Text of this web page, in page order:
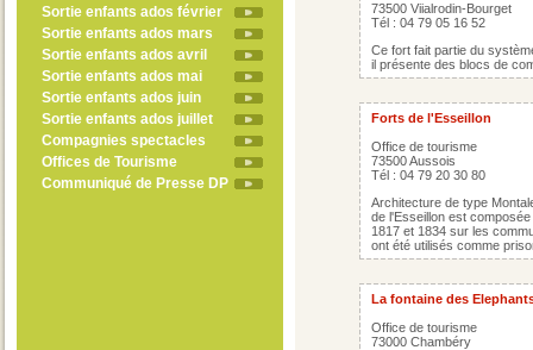
Sortie enfants ados février
Sortie enfants ados mars
Sortie enfants ados avril
Sortie enfants ados mai
Sortie enfants ados juin
Sortie enfants ados juillet
Compagnies spectacles
Offices de Tourisme
Communiqué de Presse DP
73500 Viialrodin-Bourget
Tél : 04 79 05 16 52
Ce fort fait partie du
il présente des blocs de
Forts de l'Esseillon
Office de tourisme
73500 Aussois
Tél : 04 79 20 30 80
Architecture de type
de l'Esseillon est
1817 et 1834 sur les
ont été utilisés comme
La fontaine des
Office de tourisme
73000 Chambéry